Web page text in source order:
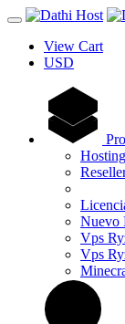
View Cart
USD
Hosting
Nuevo
Vps
Vps